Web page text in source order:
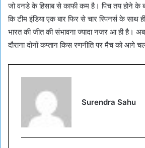
जो वनडे के हिसाब से काफी कम है। पिच तय होने के
कि टीम इंडिया एक बार फिर से चार स्पिनर्स के साथ
भारत की जीत की संभावना ज्यादा नजर आ ही है।
दौराना दोनों कप्तान किस रणनीति पर मैच को आगे
Surendra Sahu